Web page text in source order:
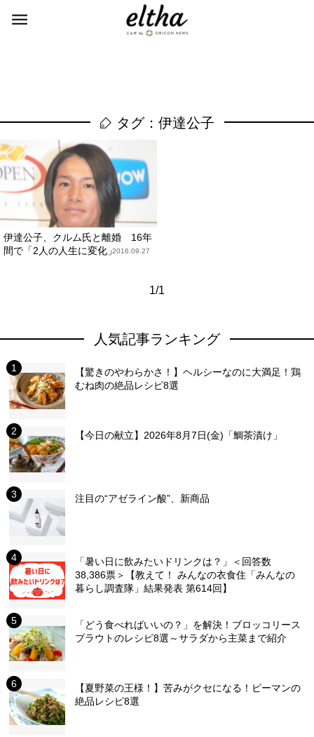
タグ：伊達公子
伊達公子、クルム氏と離婚 16年
間で「2人の人生に変化」2016.09.27
1/1
人気記事ランキング
【驚きのやわらかさ！】ヘルシーなのに大満足！鶏
むね肉の絶品レシピ8選
【今日の献立】2026年8月7日(金)「鯛茶漬け」
注目の“アゼライン酸”、新商品
「暑い日に飲みたいドリンクは？」＜回答数
38,386票＞【教えて！ みんなの衣食住「みんなの
暮らし調査隊」結果発表 第614回】
「どう食べればいいの？」を解決！ブロッコリース
プラウトのレシピ8選～サラダから主菜まで紹介
【夏野菜の王様！】苦みがクセになる！ピーマンの
絶品レシピ8選